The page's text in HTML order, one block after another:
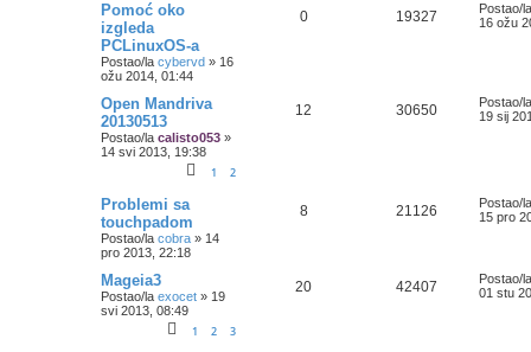
Pomoć oko
izgleda
PCLinuxOS-a
Postao/la cybervd » 16
ožu 2014, 01:44
0 19327
Postao/
16 ožu
Open Mandriva
20130513
Postao/la calisto053 »
14 svi 2013, 19:38
1 2
12 30650
Postao/
19 sij
Problemi sa
touchpadom
Postao/la cobra » 14
pro 2013, 22:18
8 21126
Postao/
15 pro
Mageia3
Postao/la exocet » 19
svi 2013, 08:49
1 2 3
20 42407
Postao/
01 stu